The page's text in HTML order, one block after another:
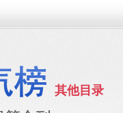
其他目录